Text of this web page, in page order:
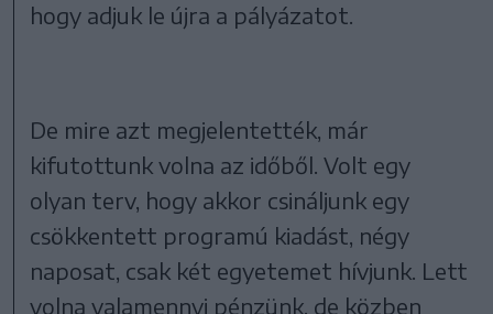
hogy adjuk le újra a pályázatot.
De mire azt megjelentették, már
kifutottunk volna az időből. Volt egy
olyan terv, hogy akkor csináljunk egy
csökkentett programú kiadást, négy
naposat, csak két egyetemet hívjunk. Lett
volna valamennyi pénzünk, de közben